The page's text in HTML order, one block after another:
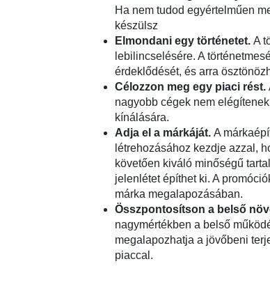
Ha nem tudod egyértelműen
készülsz
Elmondani egy történetet. A
lebilincselésére. A
érdeklődését, és arra
Célozzon meg egy piaci rést.
nagyobb cégek nem
kínálására.
Adja el a márkáját. A
létrehozásához kezdje azzal,
követően kiváló minőségű
jelenlétet építhet ki. A
márka megalapozásában.
Összpontosítson a belső
nagymértékben a belső
megalapozhatja a jövőbeni
piaccal.